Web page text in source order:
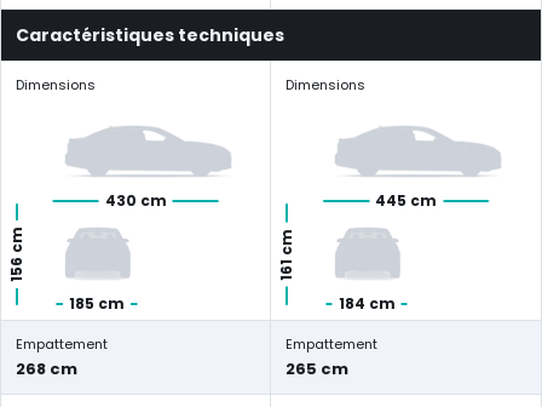
Caractéristiques techniques
Dimensions
430 cm
185 cm
156 cm
Dimensions
445 cm
184 cm
161 cm
Empattement
268 cm
Empattement
265 cm